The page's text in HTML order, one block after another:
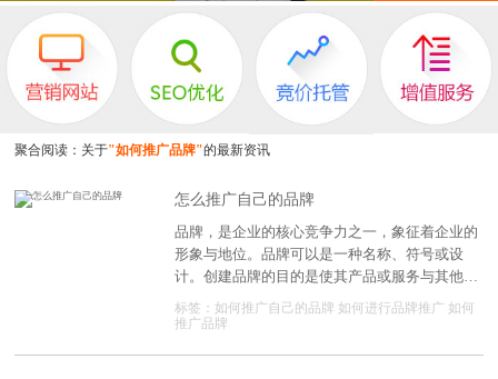
聚合阅读：关于"如何推广品牌"的最新资讯
怎么推广自己的品牌
品牌，是企业的核心竞争力之一，象征着企业的
形象与地位。品牌可以是一种名称、符号或设
计。创建品牌的目的是使其产品或服务与其他竞
争对手不同。品牌营销，顾名思义就是通过各种
营销手段来推广自己的品牌。因此，品牌营销可
标签： 如何推广自己的品牌 如何进行品牌推广 如何
推广品牌